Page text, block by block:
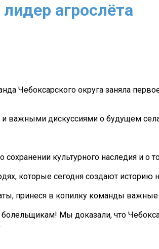
агрослёта
Чебоксарского округа заняла
важными дискуссиями о будущем
культурного наследия и о
которые сегодня создают историю
принеся в копилку команды
Мы доказали, что